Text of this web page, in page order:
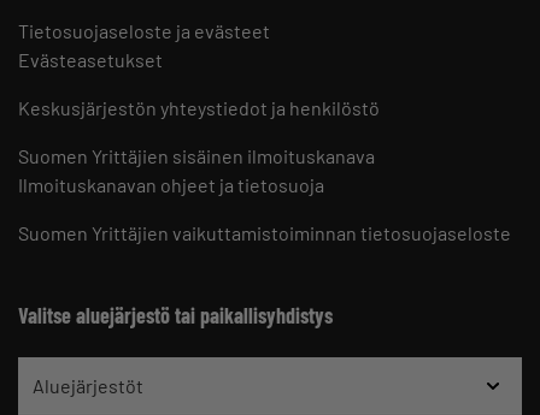
Tietosuojaseloste ja evästeet
Evästeasetukset
Keskusjärjestön yhteystiedot ja henkilöstö
Suomen Yrittäjien sisäinen ilmoituskanava
Ilmoituskanavan ohjeet ja tietosuoja
Suomen Yrittäjien vaikuttamistoiminnan tietosuojaseloste
Valitse aluejärjestö tai paikallisyhdistys
Aluejärjestöt